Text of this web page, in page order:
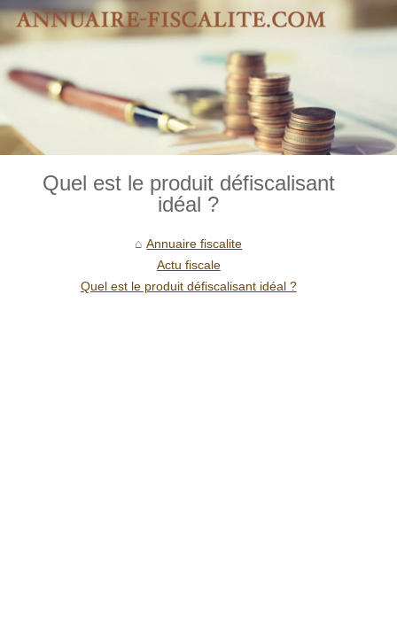
Quel est le produit défiscalisant
idéal ?
Annuaire fiscalite
Actu fiscale
Quel est le produit défiscalisant idéal ?